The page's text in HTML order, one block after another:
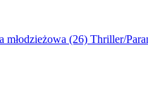
młodzieżowa (26) Thriller/